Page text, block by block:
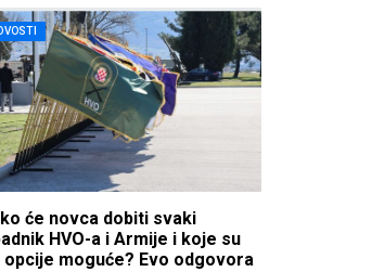
će novca dobiti svaki
HVO-a i Armije i koje su
opcije moguće? Evo odgovora